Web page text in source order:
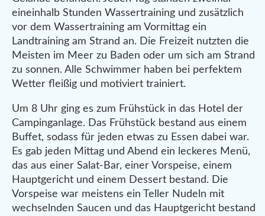
eineinhalb Stunden Wassertraining und zusätzlich
vor dem Wassertraining am Vormittag ein
Landtraining am Strand an. Die Freizeit nutzten die
Meisten im Meer zu Baden oder um sich am Strand
zu sonnen. Alle Schwimmer haben bei perfektem
Wetter fleißig und motiviert trainiert.
Um 8 Uhr ging es zum Frühstück in das Hotel der
Campinganlage. Das Frühstück bestand aus einem
Buffet, sodass für jeden etwas zu Essen dabei war.
Es gab jeden Mittag und Abend ein leckeres Menü,
das aus einer Salat-Bar, einer Vorspeise, einem
Hauptgericht und einem Dessert bestand. Die
Vorspeise war meistens ein Teller Nudeln mit
wechselnden Saucen und das Hauptgericht bestand